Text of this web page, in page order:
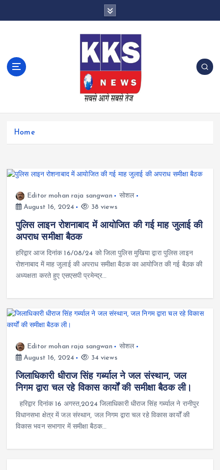
Home
Editor mohan raja sangwan
सोशल
August 16, 2024
38 views
पुलिस लाइन रोशनाबाद में आयोजित की गई माह जुलाई की
अपराध समीक्षा बैठक
हरिद्वार आज दिनांक 16/08/24 को जिला पुलिस मुखिया द्वारा पुलिस लाइन
रोशनाबाद में माह जुलाई की अपराध समीक्षा बैठक का आयोजित की गई बैठक की
अध्यक्षता करते हुए एसएसपी प्रमेन्द्र…
Editor mohan raja sangwan
सोशल
August 16, 2024
34 views
जिलाधिकारी धीराज सिंह गर्ब्याल ने जल संस्थान, जल
निगम द्वारा चल रहे विकास कार्यों की समीक्षा बैठक ली।
हरिद्वार दिनांक 16 अगस्त,2024 जिलाधिकारी धीराज सिंह गर्ब्याल ने रानीपुर
विधानसभा क्षेत्र में जल संस्थान, जल निगम द्वारा चल रहे विकास कार्यों की
विकास भवन सभागार में समीक्षा बैठक…